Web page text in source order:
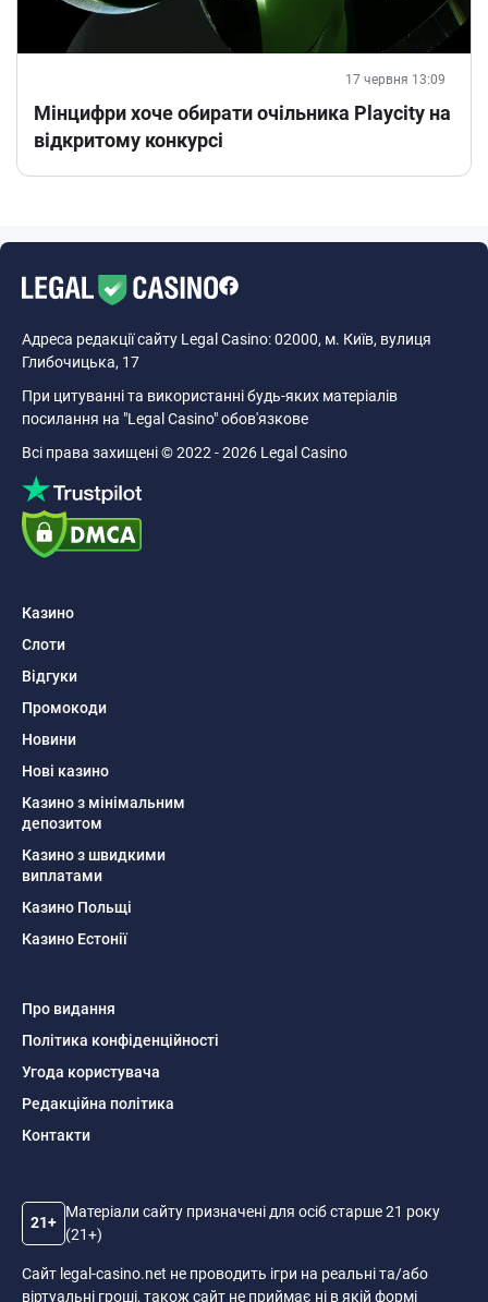
17 червня 13:09
Мінцифри хоче обирати очільника Playcity на
відкритому конкурсі
Адреса редакції сайту Legal Casino: 02000, м. Київ, вулиця
Глибочицька, 17
При цитуванні та використанні будь-яких матеріалів
посилання на "Legal Casino" обов'язкове
Всі права захищені © 2022 - 2026 Legal Casino
Казино
Слоти
Відгуки
Промокоди
Новини
Нові казино
Казино з мінімальним
депозитом
Казино з швидкими
виплатами
Казино Польщі
Казино Естонії
Про видання
Політика конфіденційності
Угода користувача
Редакційна політика
Контакти
21+
Матеріали сайту призначені для осіб старше 21 року
(21+)
Сайт legal-casino.net не проводить ігри на реальні та/або
віртуальні гроші, також сайт не приймає ні в якій формі